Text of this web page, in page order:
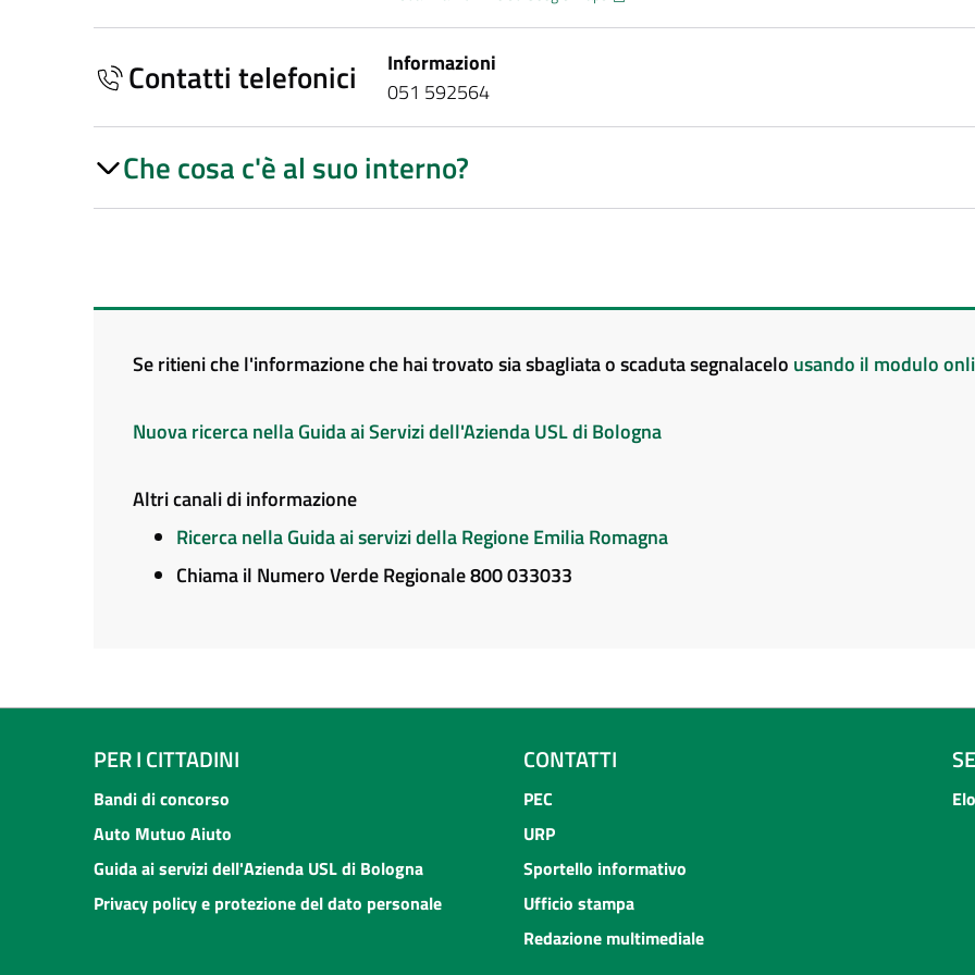
Contatti telefonici
Informazioni
051 592564
Che cosa c'è al suo interno?
Se ritieni che l'informazione che hai trovato sia sbagliata o scaduta segnalacelo usando il modulo
Nuova ricerca nella Guida ai Servizi dell'Azienda USL di Bologna
Altri canali di informazione
Ricerca nella Guida ai servizi della Regione Emilia Romagna
Chiama il Numero Verde Regionale 800 033033
PER I CITTADINI
Bandi di concorso
Auto Mutuo Aiuto
Guida ai servizi dell'Azienda USL di Bologna
Privacy policy e protezione del dato personale
CONTATTI
PEC
URP
Sportello informativo
Ufficio stampa
Redazione multimediale